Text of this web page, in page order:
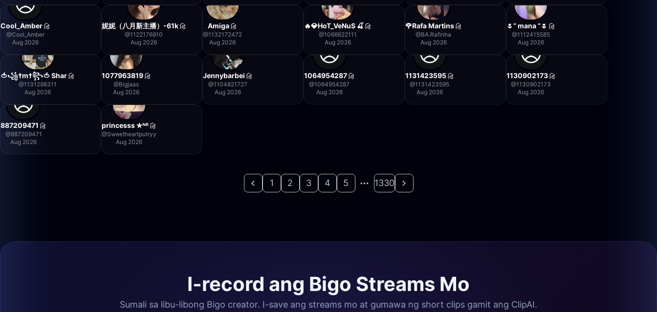
Cool_Amber
@Cool_Amber
Aug 2026
妮妮（八月新主播）-61k
@1122176910
Aug 2026
Amiga
@1132172472
Aug 2026
🔥💎HoT_VeNuS 🍒
@1066622111
Aug 2026
🌹Rafa Martins
@BA.Rafinha
Aug 2026
🌷“ mana “🌷
@1112415585
Aug 2026
​🍅꧁†m†꧂🍅 Shar
@1131298311
Aug 2026
1077963819
@Bigjaas
Aug 2026
Jennybarbei
@1104821727
Aug 2026
1064954287
@1064954287
Aug 2026
1131423595
@1131423595
Aug 2026
1130902173
@1130902173
Aug 2026
887209471
@887209471
Aug 2026
princesss ✮ᴺᴿ
@Sweetheartputryy
Aug 2026
1 2 3 4 5 1330
I-record ang Bigo Streams Mo
Sumali sa libu-libong Bigo creator. I-save ang streams mo at gumawa ng short clips gamit ang ClipAI.